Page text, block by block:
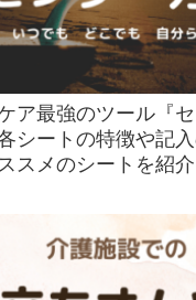
ア最強のツール『
シートの特徴や記
スメのシートを紹介